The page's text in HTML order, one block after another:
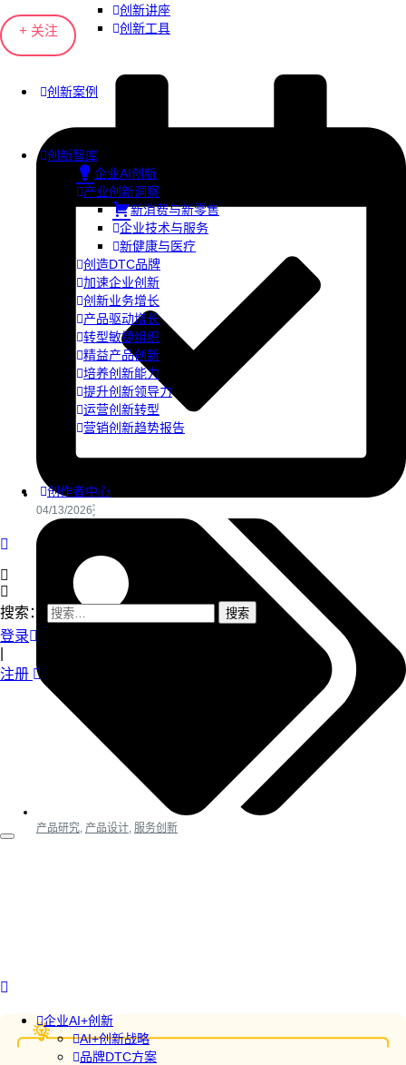
创新讲座
创新工具
创新案例
创新智库
企业AI创新
产业创新洞察
新消费与新零售
企业技术与服务
新健康与医疗
创造DTC品牌
加速企业创新
创新业务增长
产品驱动增长
转型敏捷组织
精益产品创新
培养创新能力
提升创新领导力
运营创新转型
营销创新趋势报告
创作者中心
搜索：
登录
注册
企业AI+创新
AI+创新战略
品牌DTC方案
+ 关注
04/13/2026
产品研究 产品设计 服务创新